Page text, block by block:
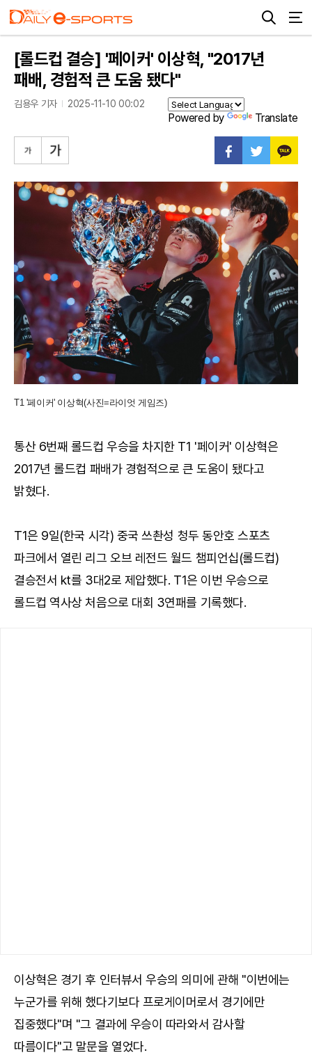
[롤드컵 결승] '페이커' 이상혁, "2017년
패배, 경험적 큰 도움 됐다"
김용우 기자 2025-11-10 00:02
Powered by Translate
T1 '페이커' 이상혁(사진=라이엇 게임즈)
통산 6번째 롤드컵 우승을 차지한 T1 '페이커' 이상혁은
2017년 롤드컵 패배가 경험적으로 큰 도움이 됐다고
밝혔다.
T1은 9일(한국 시각) 중국 쓰촨성 청두 동안호 스포츠
파크에서 열린 리그 오브 레전드 월드 챔피언십(롤드컵)
결승전서 kt를 3대2로 제압했다. T1은 이번 우승으로
롤드컵 역사상 처음으로 대회 3연패를 기록했다.
이상혁은 경기 후 인터뷰서 우승의 의미에 관해 "이번에는
누군가를 위해 했다기보다 프로게이머로서 경기에만
집중했다"며 "그 결과에 우승이 따라와서 감사할
따름이다"고 말문을 열었다.